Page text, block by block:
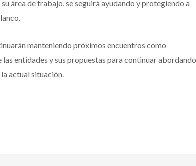
área de trabajo, se seguirá ayudando y protegiendo a
manteniendo próximos encuentros como
las entidades y sus propuestas para continuar abordando
la actual situación.